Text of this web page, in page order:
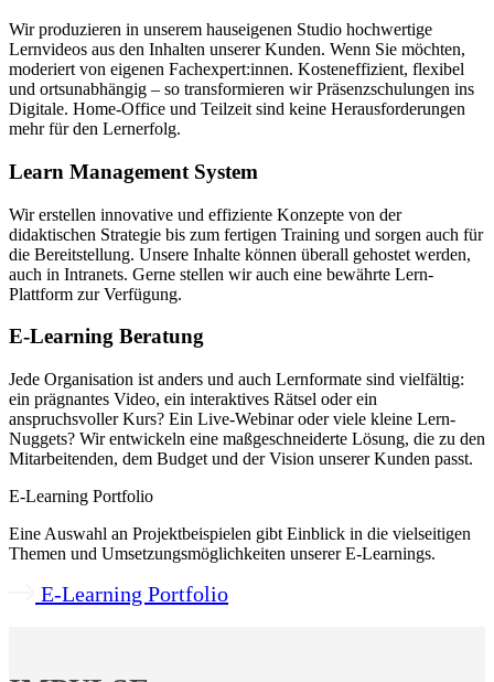
Wir produzieren in unserem hauseigenen Studio hochwertige
Lernvideos aus den Inhalten unserer Kunden. Wenn Sie möchten,
moderiert von eigenen Fachexpert:innen. Kosteneffizient, flexibel
und ortsunabhängig – so transformieren wir Präsenzschulungen ins
Digitale. Home-Office und Teilzeit sind keine Herausforderungen
mehr für den Lernerfolg.
Learn Management System
Wir erstellen innovative und effiziente Konzepte von der
didaktischen Strategie bis zum fertigen Training und sorgen auch für
die Bereitstellung. Unsere Inhalte können überall gehostet werden,
auch in Intranets. Gerne stellen wir auch eine bewährte Lern-
Plattform zur Verfügung.
E-Learning Beratung
Jede Organisation ist anders und auch Lernformate sind vielfältig:
ein prägnantes Video, ein interaktives Rätsel oder ein
anspruchsvoller Kurs? Ein Live-Webinar oder viele kleine Lern-
Nuggets? Wir entwickeln eine maßgeschneiderte Lösung, die zu den
Mitarbeitenden, dem Budget und der Vision unserer Kunden passt.
E-Learning Portfolio
Eine Auswahl an Projektbeispielen gibt Einblick in die vielseitigen
Themen und Umsetzungsmöglichkeiten unserer E-Learnings.
E-Learning Portfolio